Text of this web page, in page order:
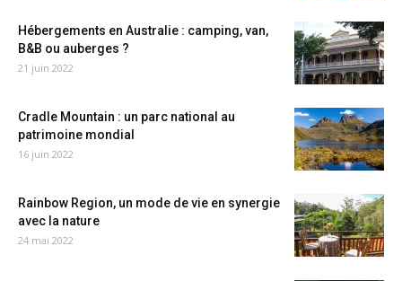
Hébergements en Australie : camping, van,
B&B ou auberges ?
21 juin 2022
Cradle Mountain : un parc national au
patrimoine mondial
16 juin 2022
Rainbow Region, un mode de vie en synergie
avec la nature
24 mai 2022